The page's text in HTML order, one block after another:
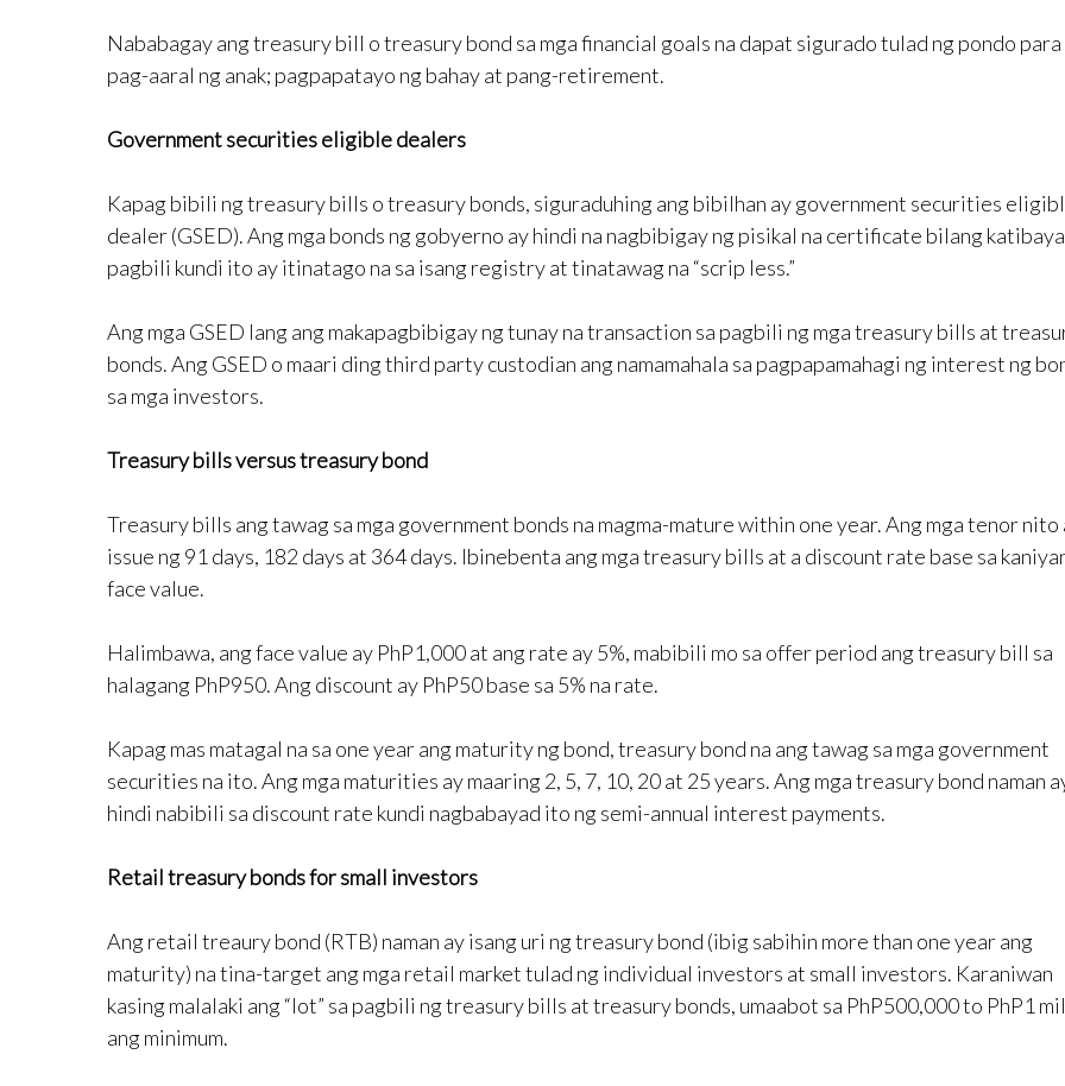
Nababagay ang treasury bill o treasury bond sa mga financial goals na dapat sigurado tulad ng pondo para
pag-aaral ng anak; pagpapatayo ng bahay at pang-retirement.
Government securities eligible dealers
Kapag bibili ng treasury bills o treasury bonds, siguraduhing ang bibilhan ay government securities
dealer (GSED). Ang mga bonds ng gobyerno ay hindi na nagbibigay ng pisikal na certificate bilang
pagbili kundi ito ay itinatago na sa isang registry at tinatawag na “scrip less.”
Ang mga GSED lang ang makapagbibigay ng tunay na transaction sa pagbili ng mga treasury bills at
bonds. Ang GSED o maari ding third party custodian ang namamahala sa pagpapamahagi ng interest ng
sa mga investors.
Treasury bills versus treasury bond
Treasury bills ang tawag sa mga government bonds na magma-mature within one year. Ang mga tenor nito
issue ng 91 days, 182 days at 364 days. Ibinebenta ang mga treasury bills at a discount rate base sa
face value.
Halimbawa, ang face value ay PhP1,000 at ang rate ay 5%, mabibili mo sa offer period ang treasury bill sa
halagang PhP950. Ang discount ay PhP50 base sa 5% na rate.
Kapag mas matagal na sa one year ang maturity ng bond, treasury bond na ang tawag sa mga government
securities na ito. Ang mga maturities ay maaring 2, 5, 7, 10, 20 at 25 years. Ang mga treasury bond naman
hindi nabibili sa discount rate kundi nagbabayad ito ng semi-annual interest payments.
Retail treasury bonds for small investors
Ang retail treaury bond (RTB) naman ay isang uri ng treasury bond (ibig sabihin more than one year ang
maturity) na tina-target ang mga retail market tulad ng individual investors at small investors. Karaniwan
kasing malalaki ang “lot” sa pagbili ng treasury bills at treasury bonds, umaabot sa PhP500,000 to PhP1
ang minimum.